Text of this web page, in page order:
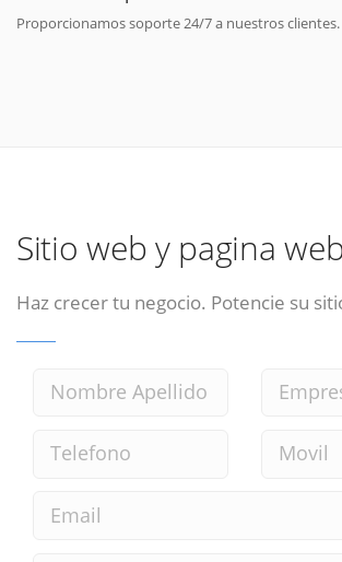
Proporcionamos soporte 24/7 a nuestros clientes.
Sitio web y pagina web
Haz crecer tu negocio. Potencie su